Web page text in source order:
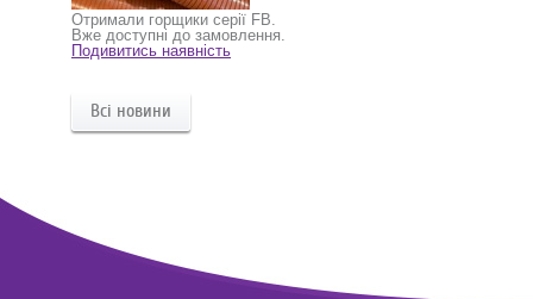
Отримали горщики серії FB.
Вже доступні до замовлення.
Подивитись наявність
Всі новини